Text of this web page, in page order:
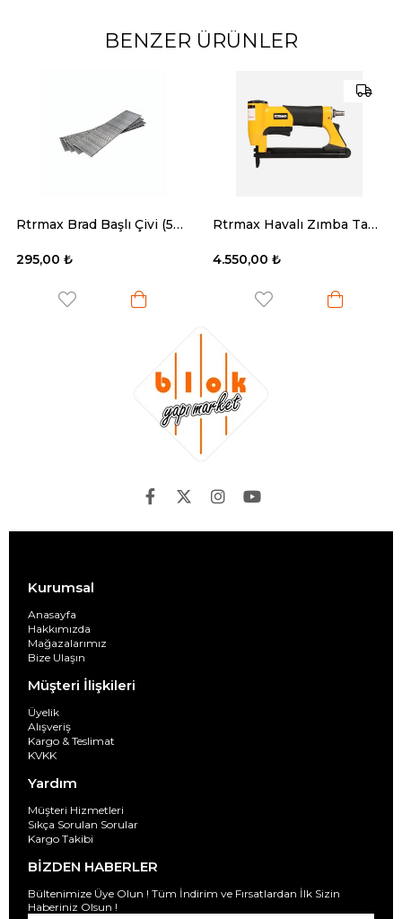
BENZER ÜRÜNLER
Rtrmax Brad Başlı Çivi (5000 Ad.)
295,00 ₺
Rtrmax Havalı Zımba Tabancası 6-16 Mm. 4-6 Bar Çantalı
4.550,00 ₺
Kurumsal
Anasayfa
Hakkımızda
Mağazalarımız
Bize Ulaşın
Müşteri İlişkileri
Üyelik
Alışveriş
Kargo & Teslimat
KVKK
Yardım
Müşteri Hizmetleri
Sıkça Sorulan Sorular
Kargo Takibi
BİZDEN HABERLER
Bültenimize Üye Olun ! Tüm İndirim ve Fırsatlardan İlk Sizin
Haberiniz Olsun !